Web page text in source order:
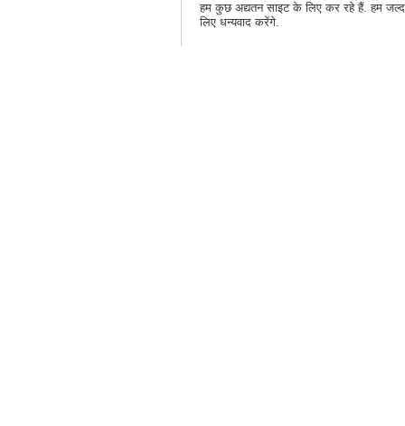
हम कुछ अद्यतन साइट के लिए कर रहे हैं. हम
लिए धन्यवाद करेंगे.